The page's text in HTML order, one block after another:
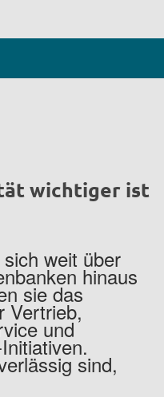
wichtiger ist
weit über
hinaus
sie das
Vertrieb,
und
sind,